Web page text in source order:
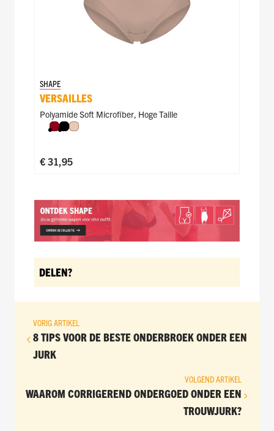
SHAPE
VERSAILLES
Polyamide Soft Microfiber, Hoge Taille
Donkerrood
ZwartNude
€ 31,95
DELEN?
VORIG ARTIKEL
8 TIPS VOOR DE BESTE ONDERBROEK ONDER EEN
JURK
VOLGEND ARTIKEL
WAAROM CORRIGEREND ONDERGOED ONDER EEN
TROUWJURK?